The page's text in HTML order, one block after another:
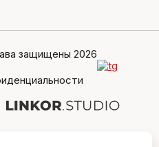
защищены 2026